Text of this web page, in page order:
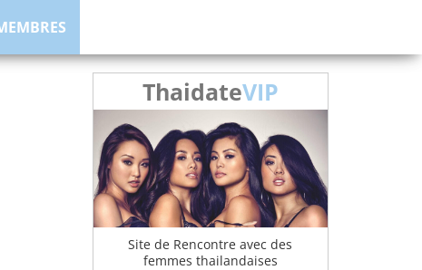
ThaidateVIP
Site de Rencontre avec des
femmes thailandaises